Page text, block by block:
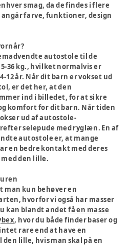
smag, da de findes i flere
farve, funktioner, design
autostole til de
36 kg., hvilket normalvis er
12 år. Når dit barn er vokset ud
er det her, at den
ind i billedet, for at sikre
komfort for dit barn. Når tiden
ud af autostole-
selepude med ryglæn. En af
autostole er, at mange
en bedre kontakt med deres
med den lille.
man kun behøver en
hvorfor vi også har masser
kan blandt andetfå en masse
, hvor du både finder baser og
rare end at have en
lille, hvis man skal på en